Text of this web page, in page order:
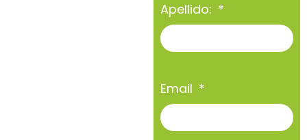
Apellido:
Email